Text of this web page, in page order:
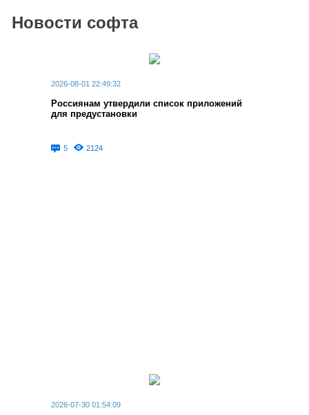
Новости софта
2026-08-01 22:49:32
Россиянам утвердили список приложений
для предустановки
5 2124
2026-07-30 01:54:09